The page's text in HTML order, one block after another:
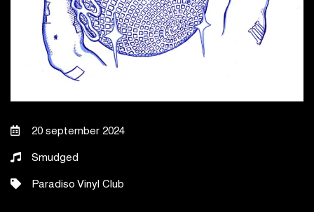
20 september 2024
Smudged
Paradiso Vinyl Club